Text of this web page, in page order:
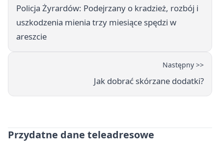
Policja Żyrardów: Podejrzany o kradzież, rozbój i
uszkodzenia mienia trzy miesiące spędzi w
areszcie
Następny >>
Jak dobrać skórzane dodatki?
Przydatne dane teleadresowe